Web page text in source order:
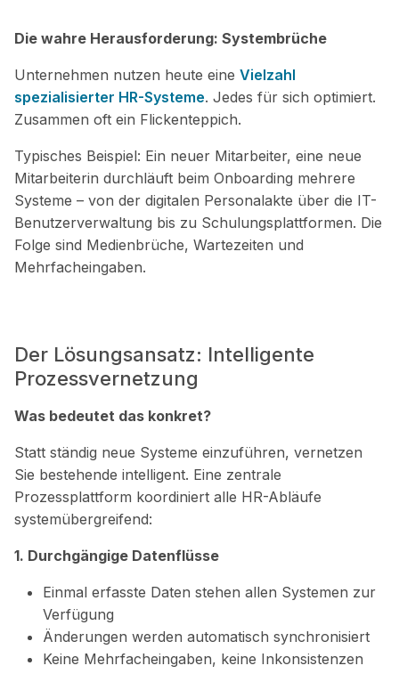
Die wahre Herausforderung: Systembrüche
Unternehmen nutzen heute eine Vielzahl
spezialisierter HR-Systeme. Jedes für sich optimiert.
Zusammen oft ein Flickenteppich.
Typisches Beispiel: Ein neuer Mitarbeiter, eine neue
Mitarbeiterin durchläuft beim Onboarding mehrere
Systeme – von der digitalen Personalakte über die IT-
Benutzerverwaltung bis zu Schulungsplattformen. Die
Folge sind Medienbrüche, Wartezeiten und
Mehrfacheingaben.
Der Lösungsansatz: Intelligente
Prozessvernetzung
Was bedeutet das konkret?
Statt ständig neue Systeme einzuführen, vernetzen
Sie bestehende intelligent. Eine zentrale
Prozessplattform koordiniert alle HR-Abläufe
systemübergreifend:
1. Durchgängige Datenflüsse
Einmal erfasste Daten stehen allen Systemen zur
Verfügung
Änderungen werden automatisch synchronisiert
Keine Mehrfacheingaben, keine Inkonsistenzen